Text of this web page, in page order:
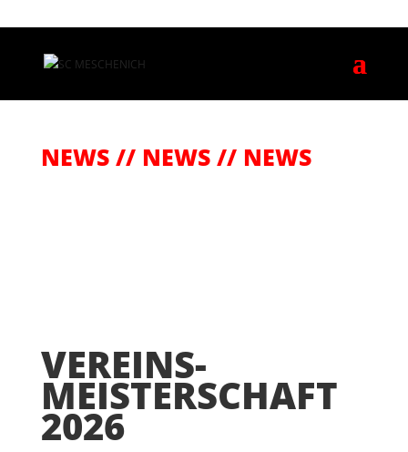
NEWS // NEWS // NEWS
VEREINS-
MEISTERSCHAFT
2026